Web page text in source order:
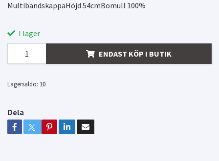
MultibandskappaHöjd 54cmBomull 100%
I lager
ENDAST KÖP I BUTIK
Lagersaldo: 10
Dela